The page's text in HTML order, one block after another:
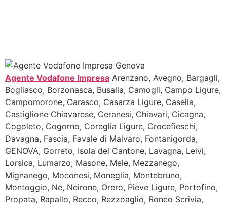
Agente Vodafone Impresa Arenzano, Avegno, Bargagli,
Bogliasco, Borzonasca, Busalla, Camogli, Campo Ligure,
Campomorone, Carasco, Casarza Ligure, Casella,
Castiglione Chiavarese, Ceranesi, Chiavari, Cicagna,
Cogoleto, Cogorno, Coreglia Ligure, Crocefieschi,
Davagna, Fascia, Favale di Malvaro, Fontanigorda,
GENOVA, Gorreto, Isola del Cantone, Lavagna, Leivi,
Lorsica, Lumarzo, Masone, Mele, Mezzanego,
Mignanego, Moconesi, Moneglia, Montebruno,
Montoggio, Ne, Neirone, Orero, Pieve Ligure, Portofino,
Propata, Rapallo, Recco, Rezzoaglio, Ronco Scrivia,